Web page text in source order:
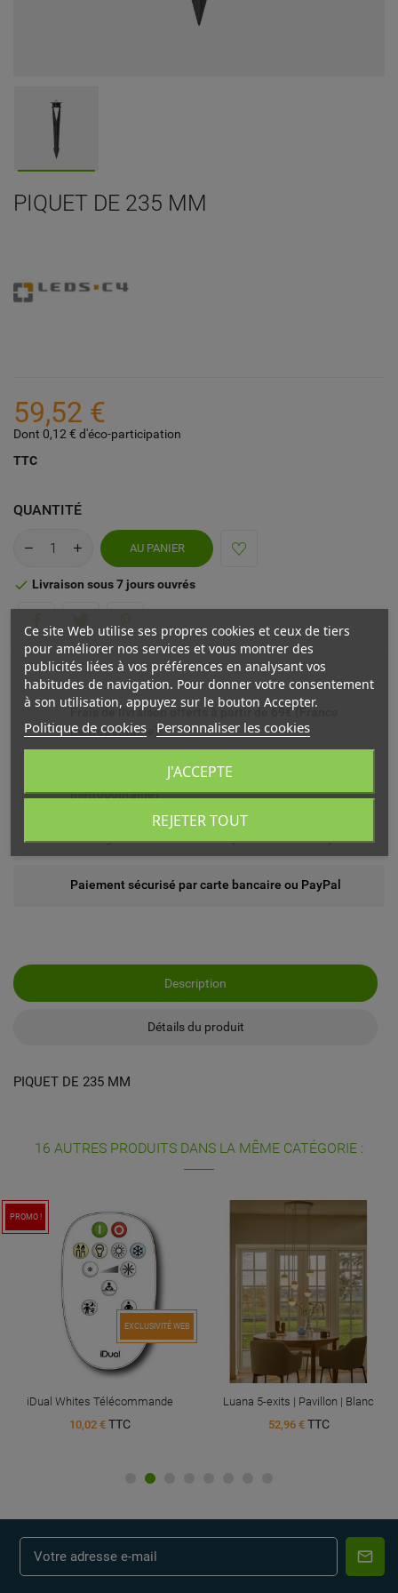
PIQUET DE 235 MM
59,52 €
Dont 0,12 € d'éco-participation
TTC
QUANTITÉ
AU PANIER
 Livraison sous 7 jours ouvrés
Frais de livraison offerts à partir de 69€ (France
métropolitaine)
Livré chez vous ou en point relais (France
métropolitaine)
Echange ou remboursement possible sous 14 jours
Paiement sécurisé par carte bancaire ou PayPal
Description
Détails du produit
PIQUET DE 235 MM
16 AUTRES PRODUITS DANS LA MÊME CATÉGORIE :
EXCLUSIVITÉ WEB
PROMO !
iDual Whites Télécommande
10,02 € TTC
Luana 5-exits | Pavillon | Blanc
52,96 € TTC
Ce site Web utilise ses propres cookies et ceux de tiers
pour améliorer nos services et vous montrer des
publicités liées à vos préférences en analysant vos
habitudes de navigation. Pour donner votre consentement
à son utilisation, appuyez sur le bouton Accepter.
Politique de cookies Personnaliser les cookies
REJETER TOUT
J'ACCEPTE